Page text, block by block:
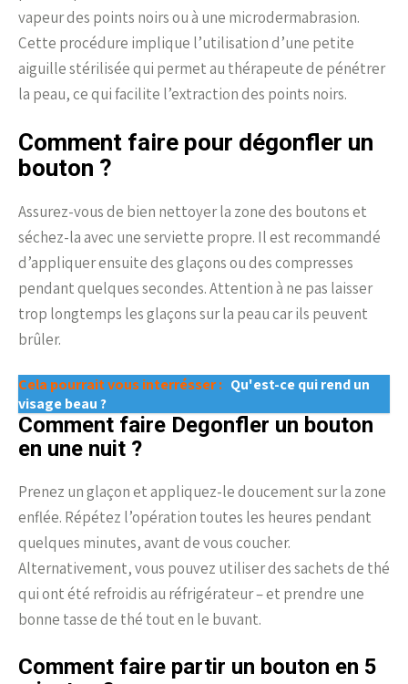
vapeur des points noirs ou à une microdermabrasion.
Cette procédure implique l’utilisation d’une petite
aiguille stérilisée qui permet au thérapeute de pénétrer
la peau, ce qui facilite l’extraction des points noirs.
Comment faire pour dégonfler un
bouton ?
Assurez-vous de bien nettoyer la zone des boutons et
séchez-la avec une serviette propre. Il est recommandé
d’appliquer ensuite des glaçons ou des compresses
pendant quelques secondes. Attention à ne pas laisser
trop longtemps les glaçons sur la peau car ils peuvent
brûler.
Cela pourrait vous interrésser : Qu'est-ce qui rend un
visage beau ?
Comment faire Degonfler un bouton
en une nuit ?
Prenez un glaçon et appliquez-le doucement sur la zone
enflée. Répétez l’opération toutes les heures pendant
quelques minutes, avant de vous coucher.
Alternativement, vous pouvez utiliser des sachets de thé
qui ont été refroidis au réfrigérateur – et prendre une
bonne tasse de thé tout en le buvant.
Comment faire partir un bouton en 5